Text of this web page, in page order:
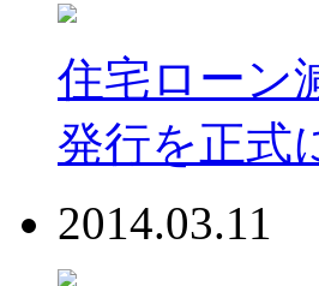
住宅ローン
発行を正式
2014.03.11